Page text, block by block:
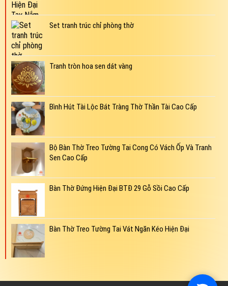
Set tranh trúc chỉ phòng thờ
Tranh tròn hoa sen dát vàng
Bình Hút Tài Lộc Bát Tràng Thờ Thần Tài Cao Cấp
Bộ Bàn Thờ Treo Tường Tai Cong Có Vách Ốp Và Tranh
Sen Cao Cấp
Bàn Thờ Đứng Hiện Đại BTĐ 29 Gỗ Sồi Cao Cấp
Bàn Thờ Treo Tường Tai Vát Ngăn Kéo Hiện Đại